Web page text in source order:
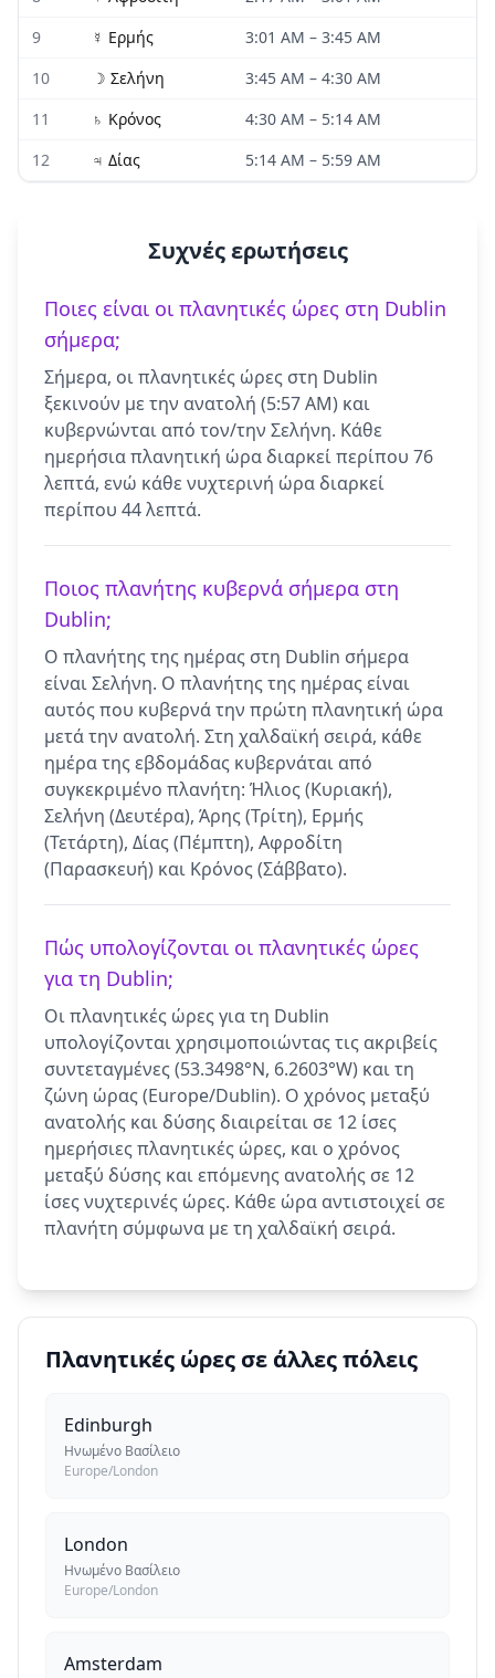
9
☿ Ερμής 3:01 AM – 3:45 AM
10
☽ Σελήνη 3:45 AM – 4:30 AM
11
♄ Κρόνος 4:30 AM – 5:14 AM
12
♃ Δίας 5:14 AM – 5:59 AM
Συχνές ερωτήσεις
Ποιες είναι οι πλανητικές ώρες στη Dublin
σήμερα;
Σήμερα, οι πλανητικές ώρες στη Dublin
ξεκινούν με την ανατολή (5:57 AM) και
κυβερνώνται από τον/την Σελήνη. Κάθε
ημερήσια πλανητική ώρα διαρκεί περίπου 76
λεπτά, ενώ κάθε νυχτερινή ώρα διαρκεί
περίπου 44 λεπτά.
Ποιος πλανήτης κυβερνά σήμερα στη
Dublin;
Ο πλανήτης της ημέρας στη Dublin σήμερα
είναι Σελήνη. Ο πλανήτης της ημέρας είναι
αυτός που κυβερνά την πρώτη πλανητική ώρα
μετά την ανατολή. Στη χαλδαϊκή σειρά, κάθε
ημέρα της εβδομάδας κυβερνάται από
συγκεκριμένο πλανήτη: Ήλιος (Κυριακή),
Σελήνη (Δευτέρα), Άρης (Τρίτη), Ερμής
(Τετάρτη), Δίας (Πέμπτη), Αφροδίτη
(Παρασκευή) και Κρόνος (Σάββατο).
Πώς υπολογίζονται οι πλανητικές ώρες
για τη Dublin;
Οι πλανητικές ώρες για τη Dublin
υπολογίζονται χρησιμοποιώντας τις ακριβείς
συντεταγμένες (53.3498°N, 6.2603°W) και τη
ζώνη ώρας (Europe/Dublin). Ο χρόνος μεταξύ
ανατολής και δύσης διαιρείται σε 12 ίσες
ημερήσιες πλανητικές ώρες, και ο χρόνος
μεταξύ δύσης και επόμενης ανατολής σε 12
ίσες νυχτερινές ώρες. Κάθε ώρα αντιστοιχεί σε
πλανήτη σύμφωνα με τη χαλδαϊκή σειρά.
Πλανητικές ώρες σε άλλες πόλεις
Edinburgh
Ηνωμένο Βασίλειο
Europe/London
London
Ηνωμένο Βασίλειο
Europe/London
Amsterdam